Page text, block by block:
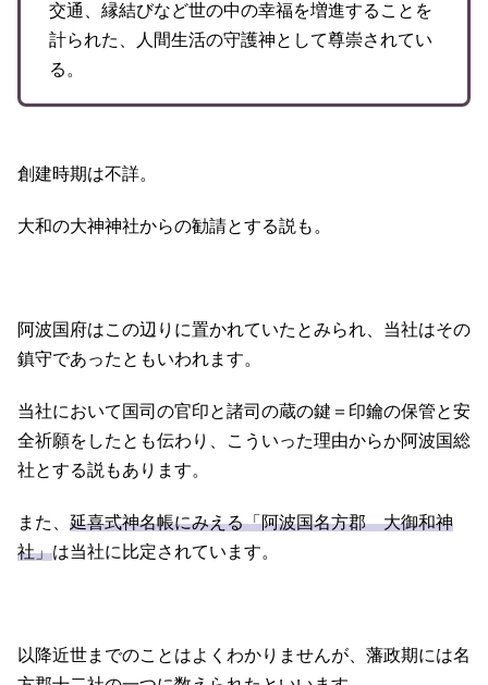
交通、縁結びなど世の中の幸福を増進することを
計られた、人間生活の守護神として尊崇されてい
る。
創建時期は不詳。
大和の大神神社からの勧請とする説も。
阿波国府はこの辺りに置かれていたとみられ、当社はその
鎮守であったともいわれます。
当社において国司の官印と諸司の蔵の鍵＝印鑰の保管と安
全祈願をしたとも伝わり、こういった理由からか阿波国総
社とする説もあります。
また、 延喜式神名帳にみえる「阿波国名方郡 大御和神
社」は当社に比定されています。
以降近世までのことはよくわかりませんが、藩政期には名